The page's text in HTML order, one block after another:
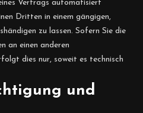
Vertrags automatisiert
Dritten in einem gängigen,
zu lassen. Sofern Sie die
an einen anderen
dies nur, soweit es technisch
und